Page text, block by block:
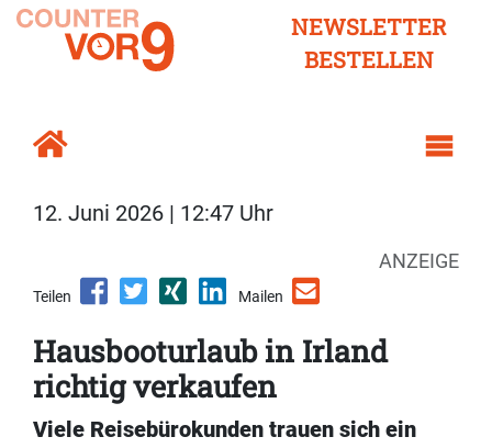
NEWSLETTER
BESTELLEN
12. Juni 2026 | 12:47 Uhr
ANZEIGE
Teilen Mailen
Hausbooturlaub in Irland
richtig verkaufen
Viele Reisebürokunden trauen sich ein